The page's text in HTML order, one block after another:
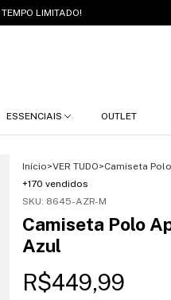
LIMITADO!
ESSENCIAIS OUTLET
Início>VER TUDO>Camiseta
+170 vendidos
SKU: 8645-AZR-M
Camiseta Polo
Azul
R$449,99